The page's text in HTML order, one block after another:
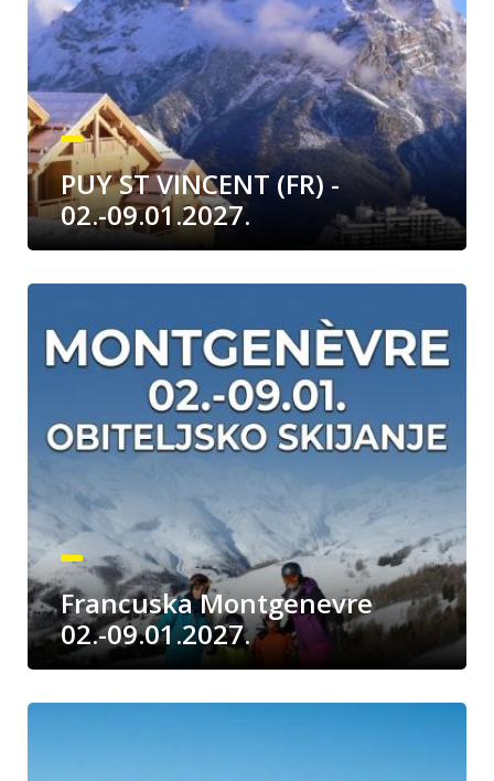
PUY ST VINCENT (FR) -
02.-09.01.2027.
Francuska Montgenevre
02.-09.01.2027.